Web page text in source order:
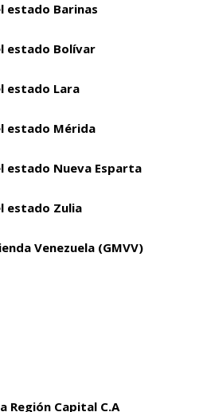
estado Barinas
estado Bolívar
estado Lara
estado Mérida
estado Nueva Esparta
estado Zulia
Venezuela (GMVV)
Región Capital C.A